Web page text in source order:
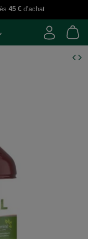
45 € d’achat